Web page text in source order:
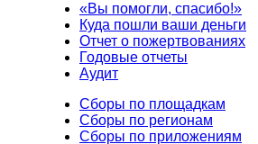
«Вы помогли, спасибо!»
Куда пошли ваши деньги
Отчет о пожертвованиях
Годовые отчеты
Аудит
Сборы по площадкам
Сборы по регионам
Сборы по приложениям